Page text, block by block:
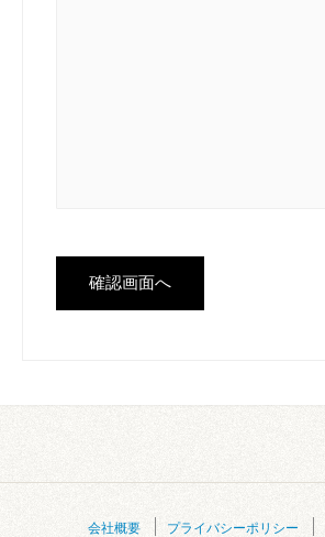
会社概要 プライバシーポリシー